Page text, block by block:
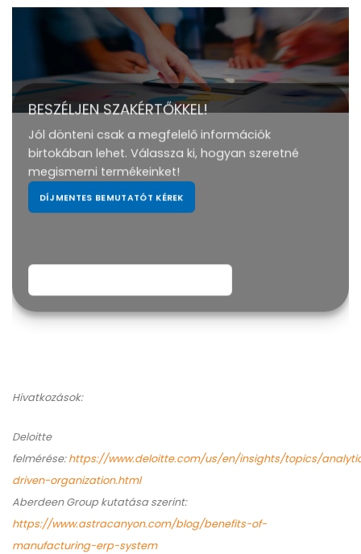
BESZÉLJEN SZAKÉRTŐKKEL!
Jól dönteni csak a megfelelő információk
birtokában lehet. Válassza ki, hogyan szeretné
megismerni termékeinket!
DÍJMENTES BEMUTATÓT KÉREK
Hivatkozások:
Deloitte
felmérése:https://www.deloitte.com/us/en/insights/topics/
driven-organization.html
Aberdeen Group kutatása szerint:
https://www.astracanyon.com/blog/benefits-of-
manufacturing-erp-system